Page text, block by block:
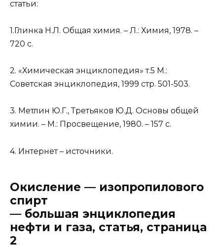
статьи:
1.Глинка Н.Л. Общая химия. – Л.: Химия, 1978. –
720 с.
2. «Химическая энциклопедия» т.5 М.:
Советская энциклопедия, 1999 стр. 501-503.
3. Метлин Ю.Г., Третьяков Ю.Д. Основы общей
химии. – М.: Просвещение, 1980. – 157 с.
4. Интернет – источники.
Окисление — изопропилового
спирт
— большая энциклопедия
нефти и газа, статья, страница
2